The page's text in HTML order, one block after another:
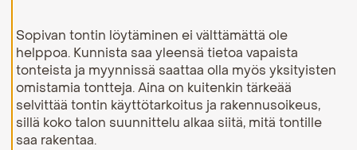
i
e
v
ä
s
t
e
e
t
Sopivan tontin löytäminen ei välttämättä ole
helppoa. Kunnista saa yleensä tietoa vapaista
tonteista ja myynnissä saattaa olla myös yksityisten
omistamia tontteja. Aina on kuitenkin tärkeää
selvittää tontin käyttötarkoitus ja rakennusoikeus,
sillä koko talon suunnittelu alkaa siitä, mitä tontille
saa rakentaa.